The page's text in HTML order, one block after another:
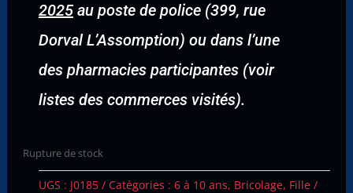
2025au poste de police (399, rue
Dorval L’Assomption) ou dans l’une
des pharmacies participantes (voir
listes des commerces visités).
Rupture de stock
UGS : J0185 Catégories : 6 à 10 ans, Bricolage, Fille